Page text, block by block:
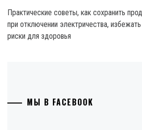
Практические советы, как сохранить
при отключении электричества, избежать
риски для здоровья
МЫ В FACEBOOK